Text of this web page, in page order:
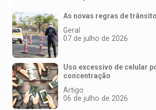
As novas regras de trânsito
Geral
07 de julho de 2026
Uso excessivo de celular
concentração
Artigo
06 de julho de 2026